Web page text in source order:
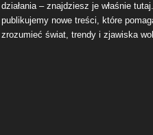
działania – znajdziesz je właśnie
publikujemy nowe treści, które
zrozumieć świat, trendy i zjawiska